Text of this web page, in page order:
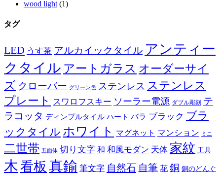
wood light (1)
タグ
LED うす茶 アルカイックタイル アンティー
クタイル アートガラス オーダーサイ
ズ クローバー グリーン色 ステンレス ステンレス
プレート スワロフスキー ソーラー電源 ダブル彫刻 テ
ラコッタ ディンプルタイル ハート バラ ブラック ブラ
ックタイル ホワイト マグネット マンション ミニ
二世帯 五面体 切り文字 和 和風モダン 天体 家紋 工具
木看板 真鍮 筆文字 自然石 自筆 花 銅 銅のどんぐ